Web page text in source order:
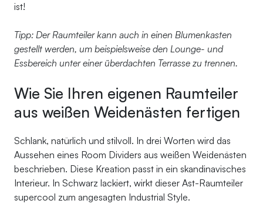
ist!
Tipp: Der Raumteiler kann auch in einen Blumenkasten
gestellt werden, um beispielsweise den Lounge- und
Essbereich unter einer überdachten Terrasse zu trennen.
Wie Sie Ihren eigenen Raumteiler
aus weißen Weidenästen fertigen
Schlank, natürlich und stilvoll. In drei Worten wird das
Aussehen eines Room Dividers aus weißen Weidenästen
beschrieben. Diese Kreation passt in ein skandinavisches
Interieur. In Schwarz lackiert, wirkt dieser Ast-Raumteiler
supercool zum angesagten Industrial Style.